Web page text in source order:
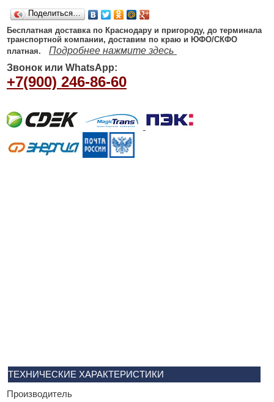
Поделиться…
Бесплатная доставка по Краснодару и пригороду, до терминала
транспортной компании, доставим по краю и ЮФО/СКФО
платная.
Подробнее нажмите здесь
Звонок или WhatsApp:
+7(900) 246-86-60
ТЕХНИЧЕСКИЕ ХАРАКТЕРИСТИКИ
Производитель